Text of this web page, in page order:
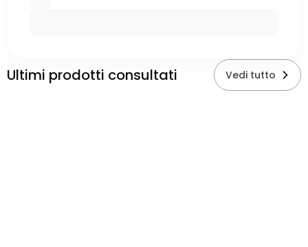
Ultimi prodotti consultati Vedi tutto